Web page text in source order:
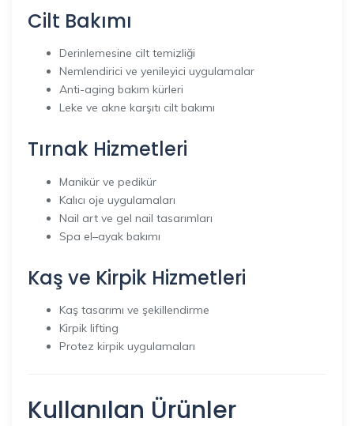
Cilt Bakımı
Derinlemesine cilt temizliği
Nemlendirici ve yenileyici uygulamalar
Anti-aging bakım kürleri
Leke ve akne karşıtı cilt bakımı
Tırnak Hizmetleri
Manikür ve pedikür
Kalıcı oje uygulamaları
Nail art ve gel nail tasarımları
Spa el–ayak bakımı
Kaş ve Kirpik Hizmetleri
Kaş tasarımı ve şekillendirme
Kirpik lifting
Protez kirpik uygulamaları
Kullanılan Ürünler